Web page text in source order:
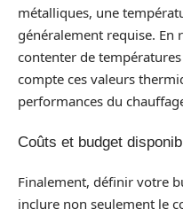
métalliques, une
généralement requise. En
contenter de
compte ces valeurs
performances du
Coûts et budget
Finalement, définir votre
inclure non seulement le